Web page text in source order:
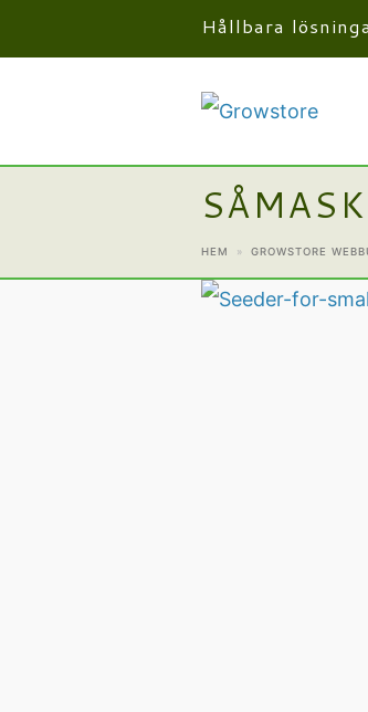
Hållbara
HEM » GROWSTORE